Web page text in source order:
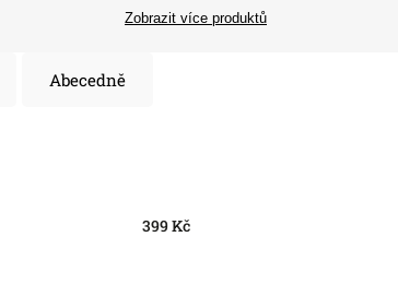
Zobrazit více produktů
Abecedně
399Kč